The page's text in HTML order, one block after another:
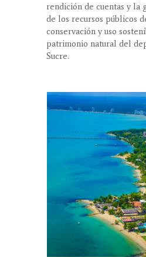
rendición de cuentas y la
de los recursos públicos
conservación y uso
patrimonio natural del
Sucre.